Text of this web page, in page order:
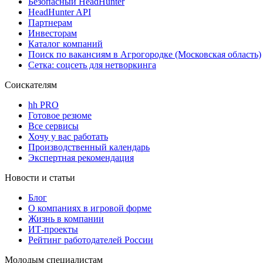
HeadHunter API
Партнерам
Инвесторам
Каталог компаний
Поиск по вакансиям в Агрогородке (Московская область)
Сетка: соцсеть для нетворкинга
Соискателям
hh PRO
Готовое резюме
Все сервисы
Хочу у вас работать
Производственный календарь
Экспертная рекомендация
Новости и статьи
Блог
О компаниях в игровой форме
Жизнь в компании
ИТ-проекты
Рейтинг работодателей России
Молодым специалистам